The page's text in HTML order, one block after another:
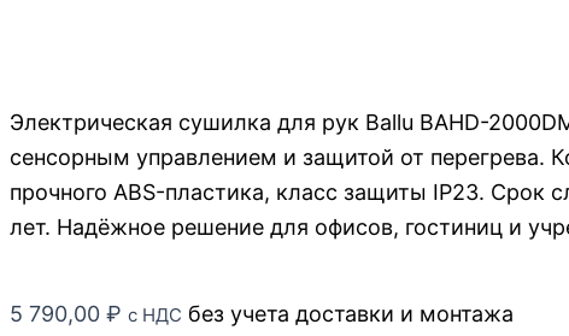
Электрическая сушилка для рук Ballu BAHD-
сенсорным управлением и защитой от перегрева.
прочного ABS-пластика, класс защиты IP23. Срок
лет. Надёжное решение для офисов, гостиниц и
5 790,00 ₽ с НДС без учета доставки и монтажа